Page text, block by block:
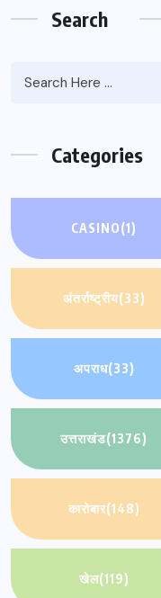
Search
Categories
CASINO(1)
अंतर्राष्ट्रीय(33)
अपराध(33)
उत्तराखंड(1376)
कारोबार(148)
खेल(119)